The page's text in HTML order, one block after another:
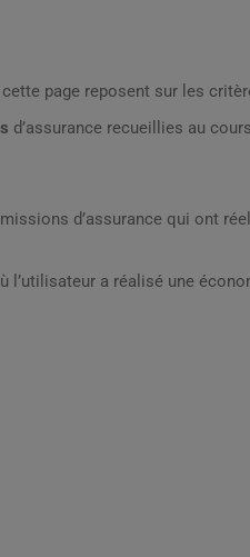
page reposent sur les
d’assurance recueillies au
d’assurance qui ont
a réalisé une